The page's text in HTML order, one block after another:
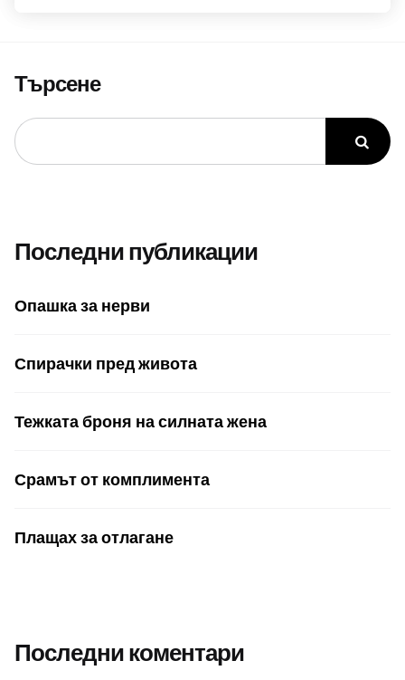
Търсене
Последни публикации
Опашка за нерви
Спирачки пред живота
Тежката броня на силната жена
Срамът от комплимента
Плащах за отлагане
Последни коментари